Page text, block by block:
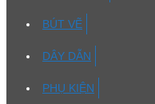
BÚT VẼ
DÂY DẪN
PHỤ KIỆN